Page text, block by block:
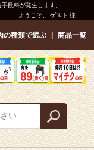
数料が発生します。
ようこそ、 ゲスト 様
の種類で選ぶ 商品一覧